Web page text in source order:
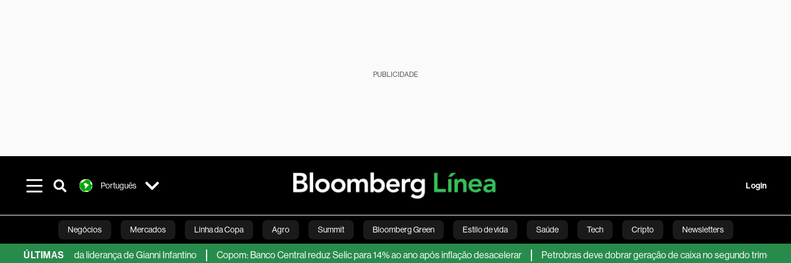
PUBLICIDADE
Português Login
Negócios Mercados Linha da Copa Agro Summit Bloomberg Green Estilo de vida Saúde Tech Cripto Newsletters
Línea Studios Podcasts Inovação Finanças pessoais Viagens Internacional Brasil Startups Linha Executiva Opinião Vídeos
ÚLTIMAS
além da liderança de Gianni Infantino Copom: Banco Central reduz Selic para 14% ao ano após inflação desacelerar Petrobras deve dobrar geração de caixa no segundo trimestre,